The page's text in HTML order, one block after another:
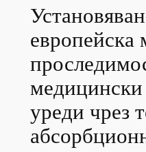
европейска
уреди чрез